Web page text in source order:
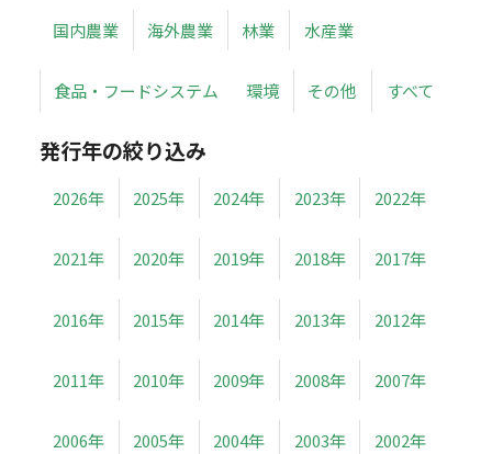
国内農業 海外農業 林業 水産業
食品・フードシステム 環境 その他 すべて
発行年の絞り込み
2026年 2025年 2024年 2023年 2022年
2021年 2020年 2019年 2018年 2017年
2016年 2015年 2014年 2013年 2012年
2011年 2010年 2009年 2008年 2007年
2006年 2005年 2004年 2003年 2002年